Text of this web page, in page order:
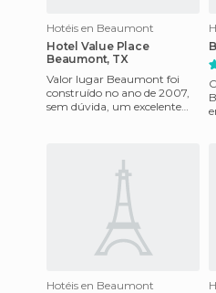
Hotéis en Beaumont
Hotel Value Place
Beaumont, TX
Valor lugar Beaumont foi
construído no ano de 2007,
sem dúvida, um excelente
Hotéis en Beaumont